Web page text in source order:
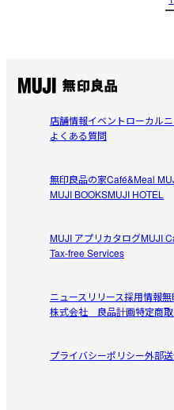
店舗情報イベントローカル
よくある質問
無印良品の家Café&Meal
MUJI BOOKSMUJI HOTEL
MUJI アプリカタログMUJI
Tax-free Services
ニュースリリース採用情報無
株式会社 良品計画特定商
プライバシーポリシー外部